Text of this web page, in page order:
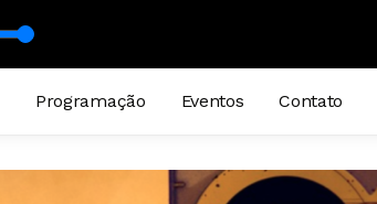
Programação Eventos Contato